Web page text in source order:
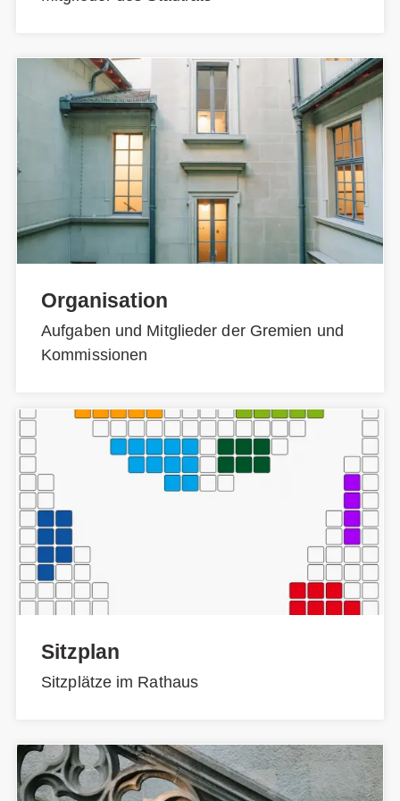
Organisation
Aufgaben und Mitglieder der Gremien und
Kommissionen
Sitzplan
Sitzplätze im Rathaus